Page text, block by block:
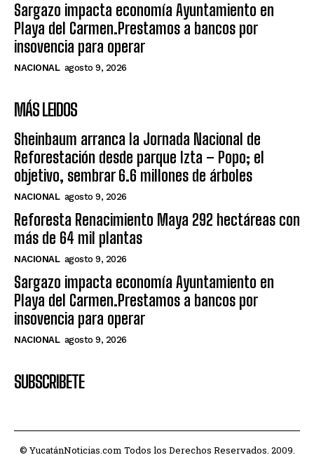
Sargazo impacta economía Ayuntamiento en
Playa del Carmen.Prestamos a bancos por
insovencia para operar
NACIONAL agosto 9, 2026
MÁS LEIDOS
Sheinbaum arranca la Jornada Nacional de
Reforestación desde parque Izta – Popo; el
objetivo, sembrar 6.6 millones de árboles
NACIONAL agosto 9, 2026
Reforesta Renacimiento Maya 292 hectáreas con
más de 64 mil plantas
NACIONAL agosto 9, 2026
Sargazo impacta economía Ayuntamiento en
Playa del Carmen.Prestamos a bancos por
insovencia para operar
NACIONAL agosto 9, 2026
SUBSCRIBETE
© YucatánNoticias.com Todos los Derechos Reservados. 2009.